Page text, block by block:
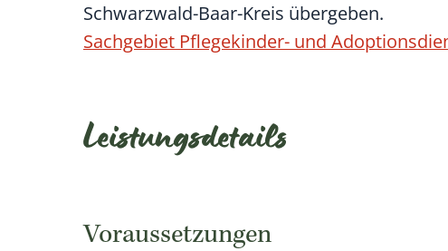
Schwarzwald-Baar-Kreis übergeben.
Sachgebiet Pflegekinder- und
Leistungsdetails
Voraussetzungen